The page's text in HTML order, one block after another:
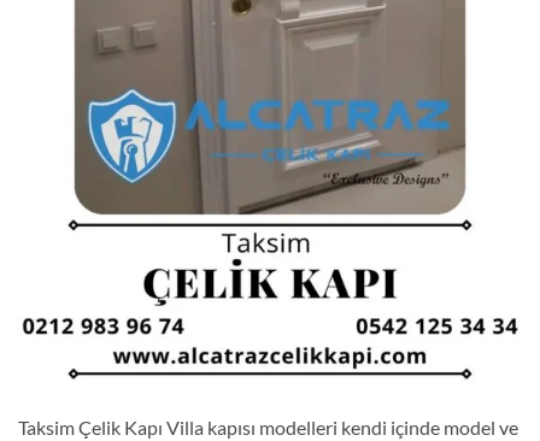
Taksim Çelik Kapı Villa kapısı modelleri kendi içinde model ve